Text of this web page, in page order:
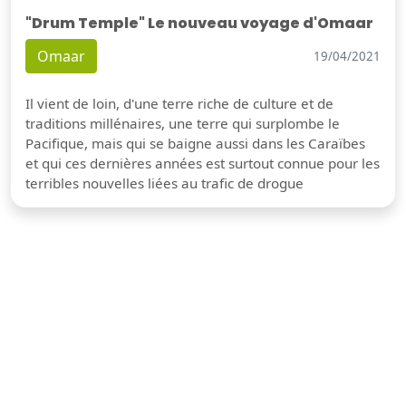
"Drum Temple" Le nouveau voyage d'Omaar
Omaar 19/04/2021
Il vient de loin, d'une terre riche de culture et de
traditions millénaires, une terre qui surplombe le
Pacifique, mais qui se baigne aussi dans les Caraïbes
et qui ces dernières années est surtout connue pour les
terribles nouvelles liées au trafic de drogue